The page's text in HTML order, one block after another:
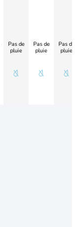
Pas de
pluie
Pas de
pluie
Pas de
pluie